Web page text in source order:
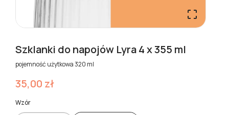

Szklanki do napojów Lyra 4 x 355 ml
pojemność użytkowa 320 ml
35,00 zł
Wzór